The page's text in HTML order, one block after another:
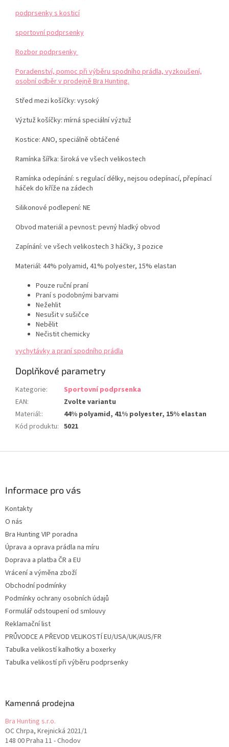
podprsenky s kosticí
sportovní podprsenky
Rozbor podprsenky
Poradenství, pomoc při výběru spodního prádla, vyzkoušení,
osobní odběr v prodejně Bra Hunting.
Střed mezi košíčky: vysoký
Výztuž košíčky: mírná speciální výztuž
Kostice: ANO, speciálně obtáčené
Ramínka šířka: široká ve všech velikostech
Ramínka odepínání: s regulací délky, nejsou odepínací, přepínací
háček do kříže na zádech
Silikonové podlepení: NE
Obvod materiál a pevnost: pevný hladký obvod
Zapínání: ve všech velikostech 3 háčky, 3 pozice
Materiál: 44% polyamid, 41% polyester, 15% elastan
Pouze ruční praní
Praní s podobnými barvami
Nežehlit
Nesušit v sušičce
Nebělit
Nečistit chemicky
vychytávky a praní spodního prádla
Doplňkové parametry
Kategorie:
Sportovní podprsenka
EAN:
Zvolte variantu
Materiál::
44% polyamid, 41% polyester, 15% elastan
Kód produktu: 5021
Informace pro vás
Kontakty
O nás
Bra Hunting VIP poradna
Úprava a oprava prádla na míru
Doprava a platba ČR a EU
Vrácení a výměna zboží
Obchodní podmínky
Podmínky ochrany osobních údajů
Formulář odstoupení od smlouvy
Reklamační list
PRŮVODCE A PŘEVOD VELIKOSTÍ EU/USA/UK/AUS/FR
Tabulka velikostí kalhotky a boxerky
Tabulka velikostí při výběru podprsenky
Kamenná prodejna
Bra Hunting s.r.o.
OC Chrpa, Krejnická 2021/1
148 00 Praha 11 - Chodov